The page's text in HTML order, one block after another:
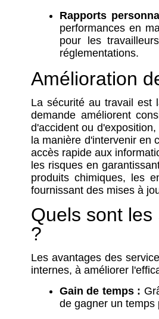
Rapports
performances en
pour les
réglementations.
Amélioration
La sécurité au travail est
demande améliorent
d'accident ou
la manière d'intervenir en
accès rapide aux
les risques en
produits chimiques, les
fournissant des mises à
Quels sont
?
Les avantages des
internes, à améliorer
Gain de temps :
de gagner un temps